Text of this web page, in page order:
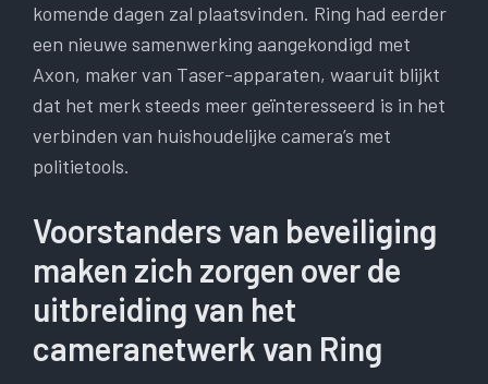
komende dagen zal plaatsvinden. Ring had eerder
een nieuwe samenwerking aangekondigd met
Axon, maker van Taser-apparaten, waaruit blijkt
dat het merk steeds meer geïnteresseerd is in het
verbinden van huishoudelijke camera’s met
politietools.
Voorstanders van beveiliging
maken zich zorgen over de
uitbreiding van het
cameranetwerk van Ring